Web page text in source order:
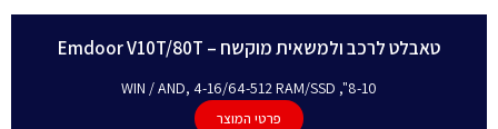
טאבלט לרכב ולמשאית מוקשח – Emdoor V10T/80T
8-10", WIN / AND, 4-16/64-512 RAM/SSD
פרטי המוצר